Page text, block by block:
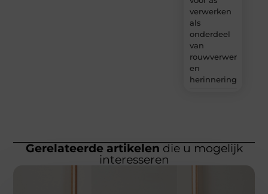
verwerken
als
onderdeel
van
rouwverwerking
en
herinnering?
Gerelateerde artikelen die u mogelijk
interesseren